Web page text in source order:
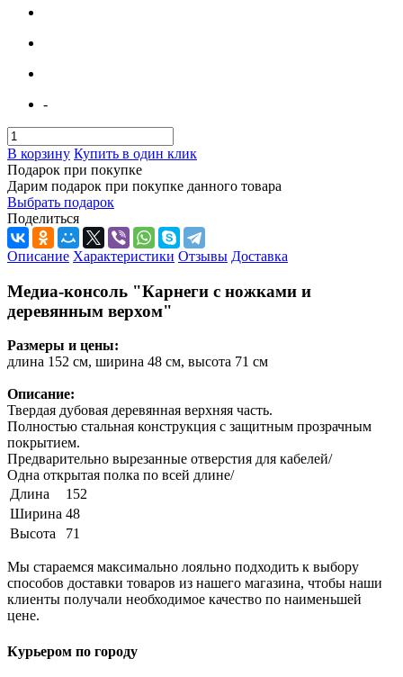
-
В корзину Купить в один клик
Подарок при покупке
Дарим подарок при покупке данного товара
Выбрать подарок
Поделиться
Описание Характеристики Отзывы Доставка
Медиа-консоль "Карнеги с ножками и
деревянным верхом"
Размеры и цены:
длина 152 см, ширина 48 см, высота 71 см
Описание:
Твердая дубовая деревянная верхняя часть.
Полностью стальная конструкция с защитным прозрачным
покрытием.
Предварительно вырезанные отверстия для кабелей/
Одна открытая полка по всей длине/
Длина
152
Ширина 48
Высота
71
Мы стараемся максимально лояльно подходить к выбору
способов доставки товаров из нашего магазина, чтобы наши
клиенты получали необходимое качество по наименьшей
цене.
Курьером по городу